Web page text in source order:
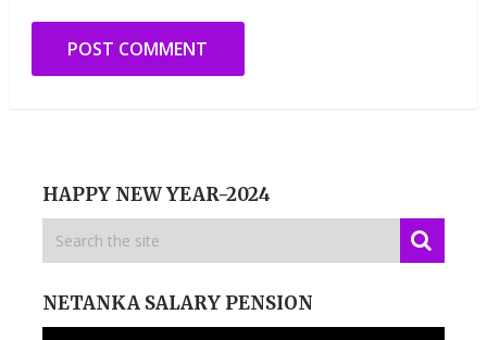
HAPPY NEW YEAR-2024
NETANKA SALARY PENSION